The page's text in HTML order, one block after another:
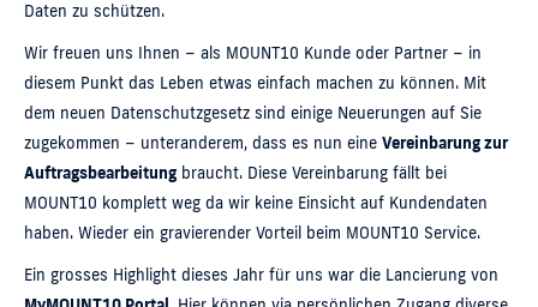
Daten zu schützen.
Wir freuen uns Ihnen – als MOUNT10 Kunde oder Partner – in
diesem Punkt das Leben etwas einfach machen zu können. Mit
dem neuen Datenschutzgesetz sind einige Neuerungen auf Sie
zugekommen – unteranderem, dass es nun eine Vereinbarung zur
Auftragsbearbeitung braucht. Diese Vereinbarung fällt bei
MOUNT10 komplett weg da wir keine Einsicht auf Kundendaten
haben. Wieder ein gravierender Vorteil beim MOUNT10 Service.
Ein grosses Highlight dieses Jahr für uns war die Lancierung von